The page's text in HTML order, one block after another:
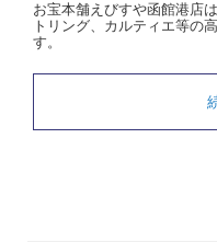
お宝本舗えびすや函館港店
トリング、カルティエ等の
す。